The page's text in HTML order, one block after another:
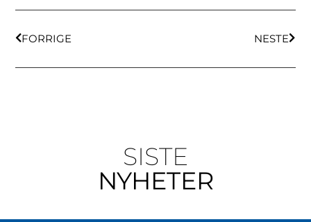
FORRIGE NESTE
SISTE
NYHETER